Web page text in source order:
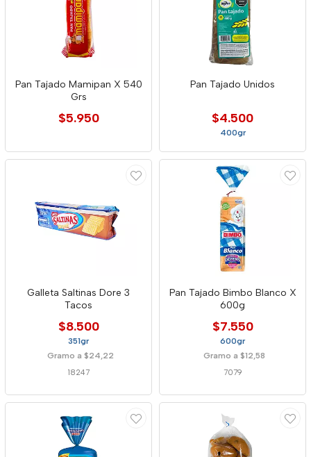
Pan Tajado Mamipan X 540
Grs
$5.950
Pan Tajado Unidos
$4.500
400gr
Galleta Saltinas Dore 3
Tacos
$8.500
351gr
Gramo a $24,22
18247
Pan Tajado Bimbo Blanco X
600g
$7.550
600gr
Gramo a $12,58
7079